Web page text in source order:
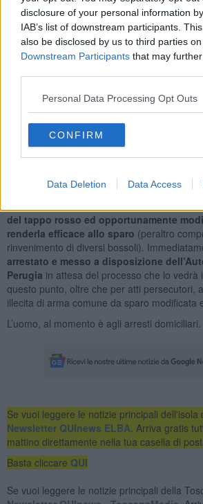
disclosure of your personal information
IAB’s list of downstream participants.
also be disclosed by us to third parties
Downstream Participants that may
Personal Data Processing Opt Outs
CONFIRM
Data Deletion Data Access
Minacce e pressioni che andavanoavanti
nonostante i ripetuti inviti fatti all’ex a
tali atteggiamenti. I militari, dopo aver
racconti della donna con riscontri di
e verifiche tecniche,hanno richiesto ed
Giudiziaria livornese la sottoposizione
contatto con essa, ma gli stessi uomini in
hanno chiesto ai colleghi umbri, di
l’abitazione dell’uomo
per accertare se
meno velate, sulla propria pericolosità e
violente, fatte durante alcune delle
Questa ulteriore attenzione ha permesso di
del tappo rosso ed opportunamente
renderla efficace allo sparo (peraltro
rinvenimento di diversi bossoli).
arrestato e messo a disposizione
Perugia in attesa del processo che lo vedrà
questo punto, oltre che per atti persecutori,
illecita di arma comune da sparo modificata
L’uomo, al momento è agli arresti domiciliari.
Se vuoi leggere le notizie principali dell'isola
Newsletter QUInews ELBA. Arriva gratis
mattino direttamente nella tua casella di
Basta cliccare QUI
Se vuoi leggere le notizie principali della